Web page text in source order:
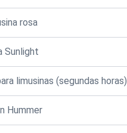
rosa
Sunlight
limusinas (segundas horas)
Hummer